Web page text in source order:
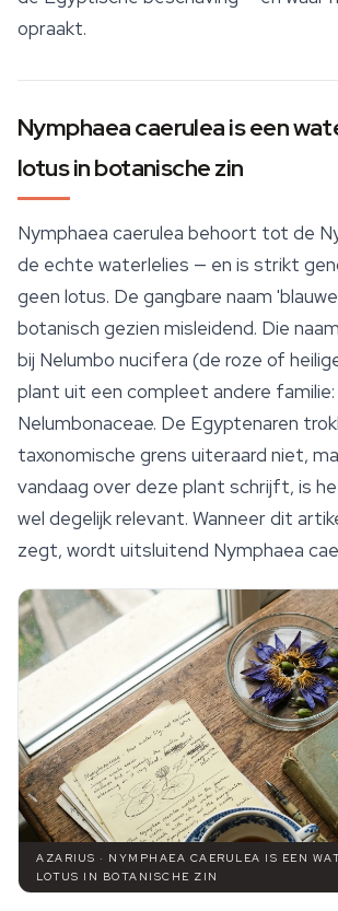
opraakt.
Nymphaea caerulea is een
lotus in botanische zin
Nymphaea caerulea behoort tot de
de echte waterlelies — en is strikt
geen lotus. De gangbare naam
botanisch gezien misleidend. Die
bij Nelumbo nucifera (de roze of
plant uit een compleet andere familie:
Nelumbonaceae. De Egyptenaren
taxonomische grens uiteraard niet,
vandaag over deze plant schrijft, is
wel degelijk relevant. Wanneer dit
zegt, wordt uitsluitend Nymphaea
AZARIUS · NYMPHAEA CAERULEA IS EEN
LOTUS IN BOTANISCHE ZIN